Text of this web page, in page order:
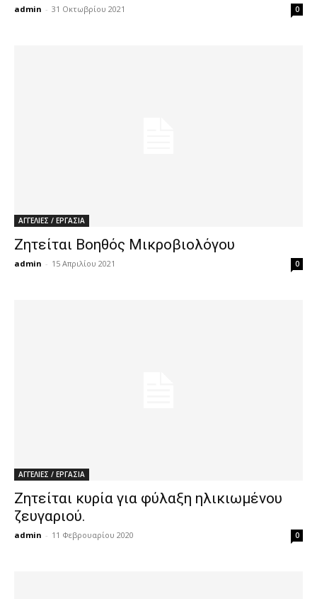
admin - 31 Οκτωβρίου 2021 0
ΑΓΓΕΛΙΕΣ / ΕΡΓΑΣΙΑ
Ζητείται Βοηθός Μικροβιολόγου
admin - 15 Απριλίου 2021 0
ΑΓΓΕΛΙΕΣ / ΕΡΓΑΣΙΑ
Ζητείται κυρία για φύλαξη ηλικιωμένου
ζευγαριού.
admin - 11 Φεβρουαρίου 2020 0